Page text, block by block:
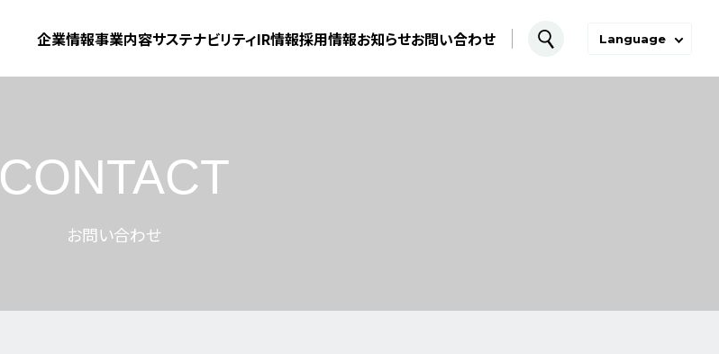
企業情報事業内容サステナビリティIR情報採用情報お知らせお問い合わせ Language
CONTACT
お問い合わせ